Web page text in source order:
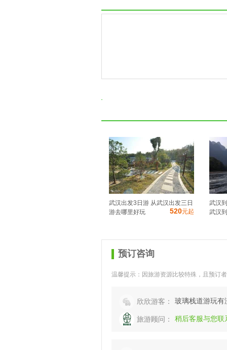
武汉出发3日游 从武汉出发三日
游去哪里好玩
520元起
武汉
武汉
预订咨询
温馨提示：因旅游资源比较特殊，且预订
欣欣游客： 玻璃栈道游玩有
旅游顾问： 稍后客服与您